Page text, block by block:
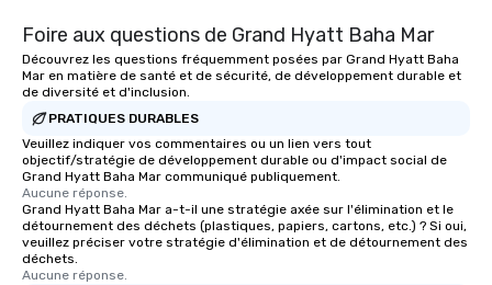
Foire aux questions de Grand Hyatt Baha Mar
Découvrez les questions fréquemment posées par Grand Hyatt Baha
Mar en matière de santé et de sécurité, de développement durable et
de diversité et d'inclusion.
PRATIQUES DURABLES
Veuillez indiquer vos commentaires ou un lien vers tout
objectif/stratégie de développement durable ou d'impact social de
Grand Hyatt Baha Mar communiqué publiquement.
Aucune réponse.
Grand Hyatt Baha Mar a-t-il une stratégie axée sur l'élimination et le
détournement des déchets (plastiques, papiers, cartons, etc.) ? Si oui,
veuillez préciser votre stratégie d'élimination et de détournement des
déchets.
Aucune réponse.